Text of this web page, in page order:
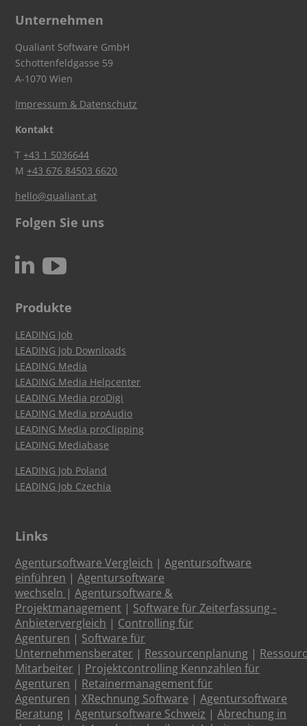
Unternehmen
Qualiant Software GmbH
Schottenfeldgasse 59
A-1070 Wien
Impressum & Datenschutz
Kontakt
T+43 1 5036644
M+43 676 84503 6620
hello@qualiant.at
Folgen Sie uns
N c
Produkte
LEADING Job
LEADING Job Downloads
LEADING Media
LEADING Media Helpcenter
LEADING Media proDigi
LEADING Media proAudio
LEADING Media proClipping
LEADING Mediabase
LEADING Job Poland
LEADING Job Czechia
Links
Agentursoftware Vergleich |Agentursoftware
einführen |Agentursoftware
wechseln |Agentursoftware &
Projektmanagement | Software für Zeiterfassung -
Anbietervergleich | Controlling für
Agenturen | Software für
Unternehmensberater | Ressourcenplanung |
Mitarbeiter | Projektcontrolling Kennzahlen für
Agenturen | Retainermanagement für
Agenturen |XRechnung Software |Agentursoftware
Beratung |Agentursoftware Schweiz |Abrechung in